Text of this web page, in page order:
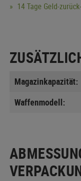
14 Tage Geld-
Magazinkapazität:
Waffenmodell: